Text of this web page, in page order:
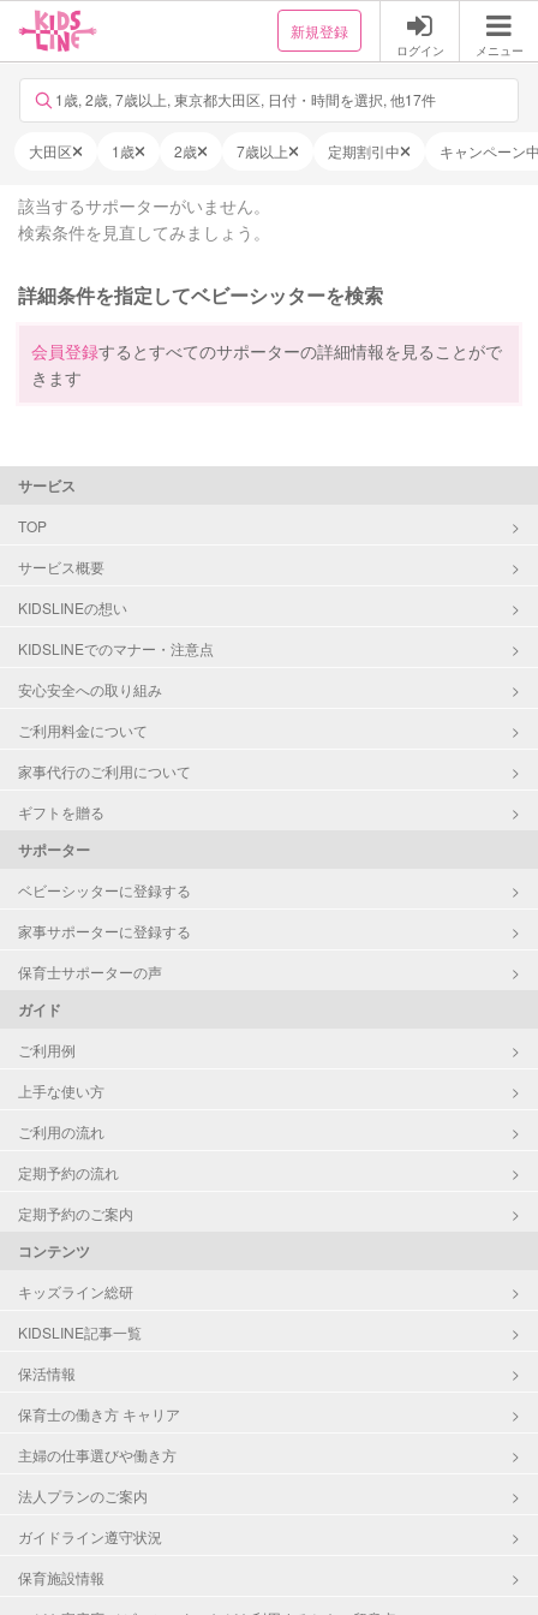
新規登録
ログイン メニュー
1歳, 2歳, 7歳以上, 東京都大田区, 日付・時間を選択, 他17件
大田区 1歳 2歳 7歳以上 定期割引中 キャンペーン
該当するサポーターがいません。
検索条件を見直してみましょう。
詳細条件を指定してベビーシッターを検索
会員登録するとすべてのサポーターの詳細情報を見ることがで
きます
サービス
TOP
サービス概要
KIDSLINEの想い
KIDSLINEでのマナー・注意点
安心安全への取り組み
ご利用料金について
家事代行のご利用について
ギフトを贈る
サポーター
ベビーシッターに登録する
家事サポーターに登録する
保育士サポーターの声
ガイド
ご利用例
上手な使い方
ご利用の流れ
定期予約の流れ
定期予約のご案内
コンテンツ
キッズライン総研
KIDSLINE記事一覧
保活情報
保育士の働き方 キャリア
主婦の仕事選びや働き方
法人プランのご案内
ガイドライン遵守状況
保育施設情報